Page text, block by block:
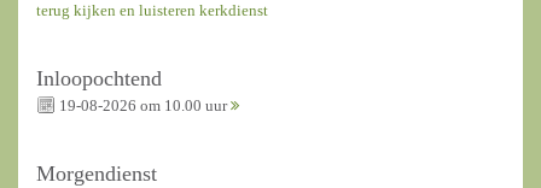
terug kijken en luisteren kerkdienst
Inloopochtend
19-08-2026 om 10.00 uur
Morgendienst